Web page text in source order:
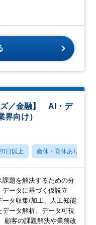
ズ／金融】 AI・デ
向け）
日以上 産休・育休あり
題を解決するための分
データに基づく仮説立
ータ収集/加工、人工知能
ータ解析、データ可視
顧客の課題解決や業務改